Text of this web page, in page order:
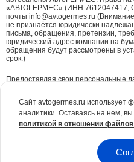
«АВТОГЕРМЕС» (ИНН 7612047417,
почты info@avtogermes.ru
не признаётся юридически
письма, обращения, претензии,
юридический адрес компании на
обращения будут рассмотрены в
срок.)
Предоставляя свои персональные
Для повышения удобства работы с
работы компания АвтоГЕРМЕС
идентифицируют Ваши личные
конфиденциальной. При
помощью настроек браузера.
Сайт avtogermes.ru использует
аналитики. Оставаясь на нем,
политикой в отношении файлов